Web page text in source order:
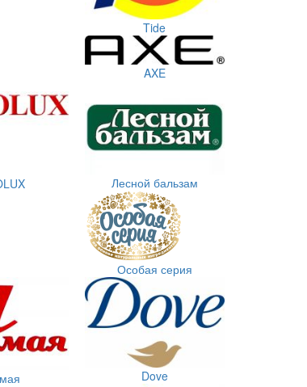
Tide
AXE
Лесной бальзам
Особая серия
Dove